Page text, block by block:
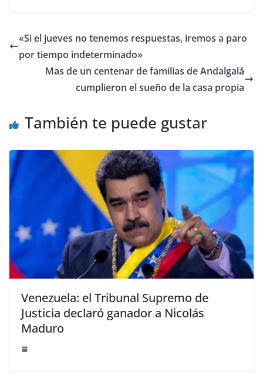
«Si el jueves no tenemos respuestas, iremos a paro
por tiempo indeterminado»
Mas de un centenar de familias de Andalgalá
cumplieron el sueño de la casa propia
También te puede gustar
Venezuela: el Tribunal Supremo de
Justicia declaró ganador a Nicolás
Maduro